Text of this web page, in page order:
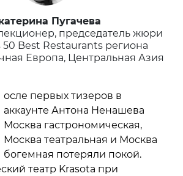
Пугачева
председатель жюри
50 Best Restaurants региона
Европа, Центральная Азия
осле первых тизеров в
аккаунте Антона Ненашева
Москва гастрономическая,
Москва театральная и Москва
богемная потеряли покой.
театр Krasota при